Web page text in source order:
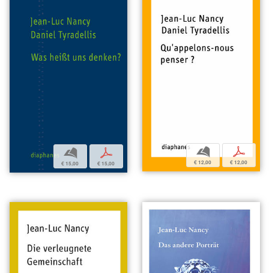
b
€ 15,00
p
€ 15,00
b
€ 12,00
p
€ 12,00